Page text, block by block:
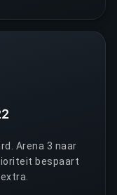
Arena 3 naar
bespaart